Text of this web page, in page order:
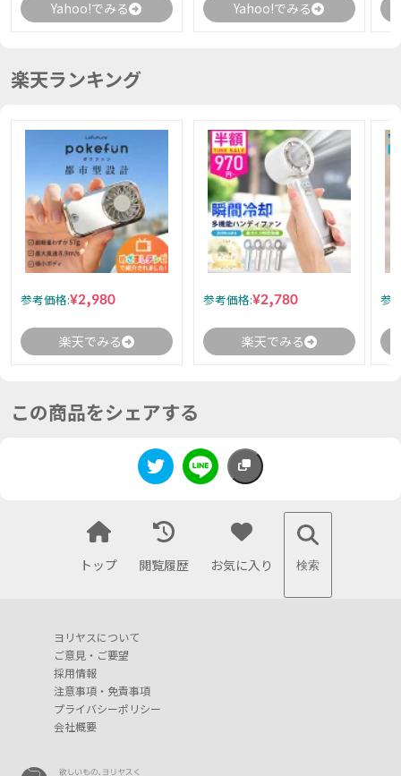
Yahoo!でみる Yahoo!でみる
楽天ランキング
参考価格:¥2,980
楽天でみる
参考価格:¥2,780
楽天でみる
参
この商品をシェアする
トップ 閲覧履歴 お気に入り 検索
ヨリヤスについて
ご意見・ご要望
採用情報
注意事項・免責事項
プライバシーポリシー
会社概要